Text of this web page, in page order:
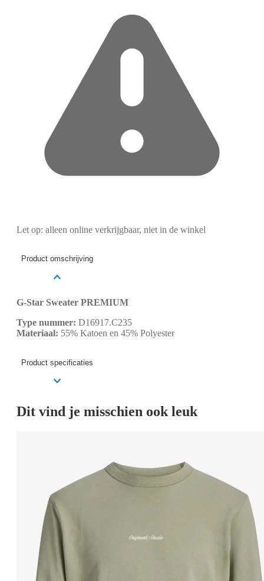
Let op: alleen online verkrijgbaar, niet in de winkel
Product omschrijving
G-Star Sweater PREMIUM
Type nummer: D16917.C235
Materiaal: 55% Katoen en 45% Polyester
Product specificaties
Dit vind je misschien ook leuk